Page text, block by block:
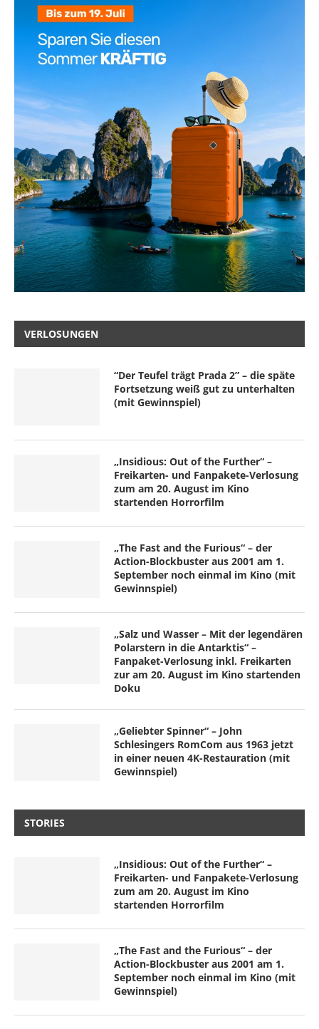
VERLOSUNGEN
“Der Teufel trägt Prada 2” – die späte
Fortsetzung weiß gut zu unterhalten
(mit Gewinnspiel)
„Insidious: Out of the Further“ –
Freikarten- und Fanpakete-Verlosung
zum am 20. August im Kino
startenden Horrorfilm
„The Fast and the Furious“ – der
Action-Blockbuster aus 2001 am 1.
September noch einmal im Kino (mit
Gewinnspiel)
„Salz und Wasser – Mit der legendären
Polarstern in die Antarktis“ –
Fanpaket-Verlosung inkl. Freikarten
zur am 20. August im Kino startenden
Doku
„Geliebter Spinner“ – John
Schlesingers RomCom aus 1963 jetzt
in einer neuen 4K-Restauration (mit
Gewinnspiel)
STORIES
„Insidious: Out of the Further“ –
Freikarten- und Fanpakete-Verlosung
zum am 20. August im Kino
startenden Horrorfilm
„The Fast and the Furious“ – der
Action-Blockbuster aus 2001 am 1.
September noch einmal im Kino (mit
Gewinnspiel)